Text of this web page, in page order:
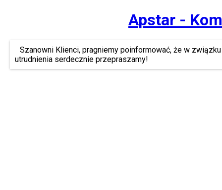
Apstar -
Szanowni Klienci, pragniemy poinformować, że w
utrudnienia serdecznie przepraszamy!